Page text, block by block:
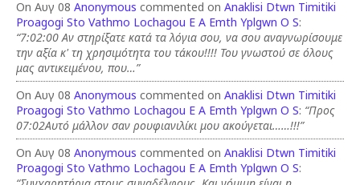
On Αυγ 08 Anonymous commented on Anaklisi Dtwn Timitiki
Proagogi Sto Vathmo Lochagou E A Emth Yplgwn O S:
“7:02:00 Αν στηρίξατε κατά τα λόγια σου, να σου αναγνωρίσουμε
την αξία κ' τη χρησιμότητα του τάκου!!!! Του γνωστού σε όλους
μας αντικειμένου, που…”
On Αυγ 08 Anonymous commented on Anaklisi Dtwn Timitiki
Proagogi Sto Vathmo Lochagou E A Emth Yplgwn O S: “Προς
07:02Αυτό μάλλον σαν ρουφιανιλίκι μου ακούγεται……!!!”
On Αυγ 08 Anonymous commented on Anaklisi Dtwn Timitiki
Proagogi Sto Vathmo Lochagou E A Emth Yplgwn O S: